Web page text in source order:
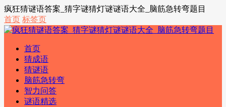
疯狂猜谜语答案_猜字谜猜灯谜谜语大全_脑筋急转弯题目
首页 标签页
首页
猜成语
猜谜语
脑筋急转弯
智力问答
谜语精选